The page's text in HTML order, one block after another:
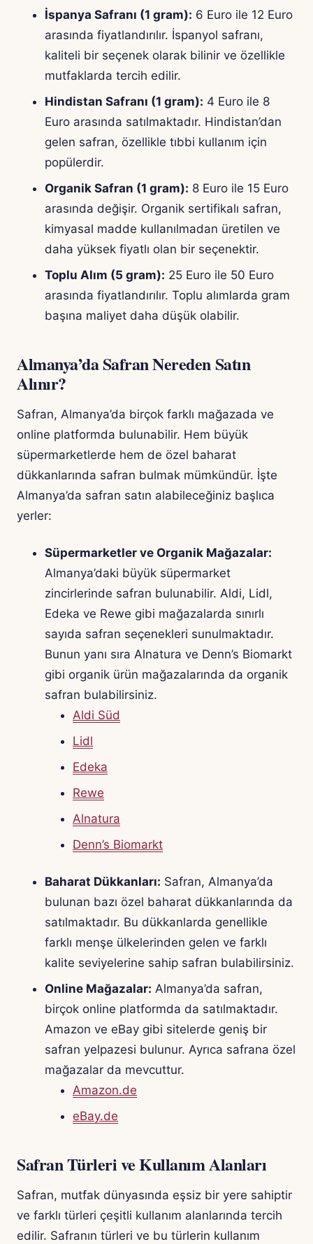
İspanya Safranı (1 gram): 6 Euro ile 12 Euro
arasında fiyatlandırılır. İspanyol safranı,
kaliteli bir seçenek olarak bilinir ve özellikle
mutfaklarda tercih edilir.
Hindistan Safranı (1 gram): 4 Euro ile 8
Euro arasında satılmaktadır. Hindistan’dan
gelen safran, özellikle tıbbi kullanım için
popülerdir.
Organik Safran (1 gram): 8 Euro ile 15 Euro
arasında değişir. Organik sertifikalı safran,
kimyasal madde kullanılmadan üretilen ve
daha yüksek fiyatlı olan bir seçenektir.
Toplu Alım (5 gram): 25 Euro ile 50 Euro
arasında fiyatlandırılır. Toplu alımlarda gram
başına maliyet daha düşük olabilir.
Almanya’da Safran Nereden Satın
Alınır?
Safran, Almanya’da birçok farklı mağazada ve
online platformda bulunabilir. Hem büyük
süpermarketlerde hem de özel baharat
dükkanlarında safran bulmak mümkündür. İşte
Almanya’da safran satın alabileceğiniz başlıca
yerler:
Süpermarketler ve Organik Mağazalar:
Almanya’daki büyük süpermarket
zincirlerinde safran bulunabilir. Aldi, Lidl,
Edeka ve Rewe gibi mağazalarda sınırlı
sayıda safran seçenekleri sunulmaktadır.
Bunun yanı sıra Alnatura ve Denn’s Biomarkt
gibi organik ürün mağazalarında da organik
safran bulabilirsiniz.
Aldi Süd
Lidl
Edeka
Rewe
Alnatura
Denn’s Biomarkt
Baharat Dükkanları: Safran, Almanya’da
bulunan bazı özel baharat dükkanlarında da
satılmaktadır. Bu dükkanlarda genellikle
farklı menşe ülkelerinden gelen ve farklı
kalite seviyelerine sahip safran bulabilirsiniz.
Online Mağazalar: Almanya’da safran,
birçok online platformda da satılmaktadır.
Amazon ve eBay gibi sitelerde geniş bir
safran yelpazesi bulunur. Ayrıca safrana özel
mağazalar da mevcuttur.
Amazon.de
eBay.de
Safran Türleri ve Kullanım Alanları
Safran, mutfak dünyasında eşsiz bir yere sahiptir
ve farklı türleri çeşitli kullanım alanlarında tercih
edilir. Safranın türleri ve bu türlerin kullanım